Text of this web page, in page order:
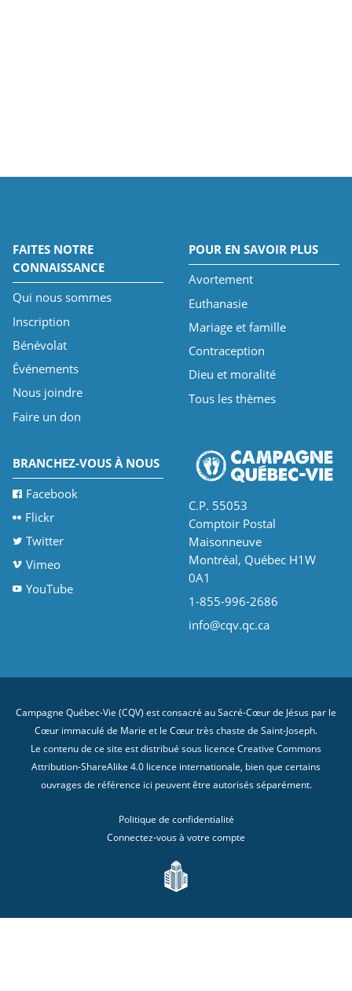
FAITES NOTRE
CONNAISSANCE
Qui nous sommes
Inscription
Bénévolat
Événements
Nous joindre
Faire un don
POUR EN SAVOIR PLUS
Avortement
Euthanasie
Mariage et famille
Contraception
Dieu et moralité
Tous les thèmes
BRANCHEZ-VOUS À NOUS
Facebook
Flickr
Twitter
Vimeo
YouTube
C.P. 55053
Comptoir Postal
Maisonneuve
Montréal, Québec H1W
0A1
1-855-996-2686
info@cqv.qc.ca
Campagne Québec-Vie (CQV) est consacré au Sacré-Cœur de Jésus par le
Cœur immaculé de Marie et le Cœur très chaste de Saint-Joseph.
Le contenu de ce site est distribué sous licence Creative Commons
Attribution-ShareAlike 4.0 licence internationale, bien que certains
ouvrages de référence ici peuvent être autorisés séparément.
Politique de confidentialité
Connectez-vous à votre compte